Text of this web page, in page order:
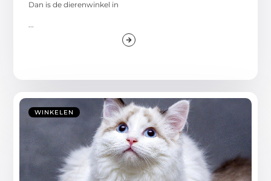
Dan is de dierenwinkel in
WINKELEN